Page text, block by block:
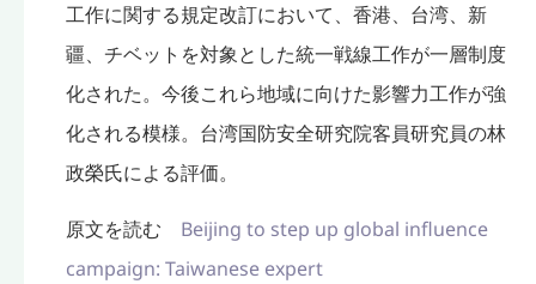
工作に関する規定改訂において、香港、台湾、新
疆、 チベットを対象とした統一戦線工作が一層制度
化された。 今後これら地域に向けた影響力工作が強
化される模様。 台湾国防安全研究院客員研究員の林
政榮氏による評価。
原文を読む Beijing to step up global influence
campaign: Taiwanese expert